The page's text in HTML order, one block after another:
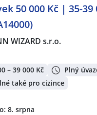
50 000 Kč | 35-39
WIZARD s.r.o.
– 39 000 Kč
Plný
také pro cizince
8. srpna